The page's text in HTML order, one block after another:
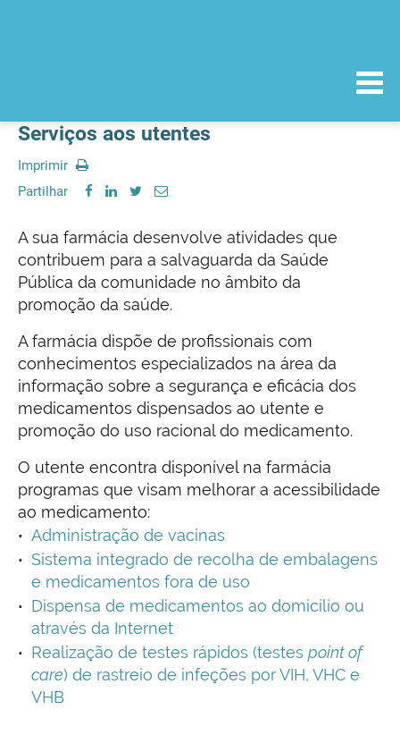
Serviços aos utentes
Imprimir
Partilhar
A sua farmácia desenvolve atividades que
contribuem para a salvaguarda da Saúde
Pública da comunidade no âmbito da
promoção da saúde.
A farmácia dispõe de profissionais com
conhecimentos especializados na área da
informação sobre a segurança e eficácia dos
medicamentos dispensados ao utente e
promoção do uso racional do medicamento.
O utente encontra disponível na farmácia
programas que visam melhorar a acessibilidade
ao medicamento:
Administração de vacinas
Sistema integrado de recolha de embalagens
e medicamentos fora de uso
Dispensa de medicamentos ao domicílio ou
através da Internet
Realização de testes rápidos (testes point of
care) de rastreio de infeções por VIH, VHC e
VHB